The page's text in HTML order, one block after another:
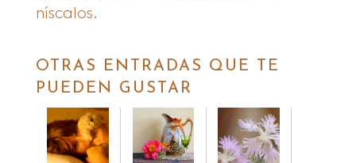
níscalos.
OTRAS ENTRADAS QUE TE
PUEDEN GUSTAR